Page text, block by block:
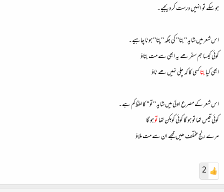
ہو سکے تو انہیں درست کر دیجیے۔
اس شعر میں شاید "بتا" کی جگہ "پتا" ہونا چاہیے۔
کوئی کیسا ہم سفر ھے یہ ابھی سے مت بتاؤ
ابھی کیابتاکسی کا کہ چلی نہیں ھے ناؤ
اس شعر کے مصرع اولیٰ میں شاید "تو" کا لفظ کم ہے۔
کوئی قیس تھا تو ہو گا کوئی کوہکن تھاتوہو گا
مرے رنج مختلف ھیں مجھے ان سے مت ملاؤ
2